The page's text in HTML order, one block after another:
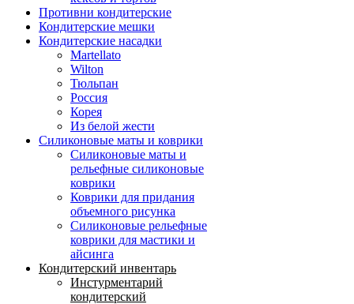
Противни кондитерские
Кондитерские мешки
Кондитерские насадки
Martellato
Wilton
Тюльпан
Россия
Корея
Из белой жести
Силиконовые маты и коврики
Силиконовые маты и
рельефные силиконовые
коврики
Коврики для придания
объемного рисунка
Силиконовые рельефные
коврики для мастики и
айсинга
Кондитерский инвентарь
Инстурментарий
кондитерский